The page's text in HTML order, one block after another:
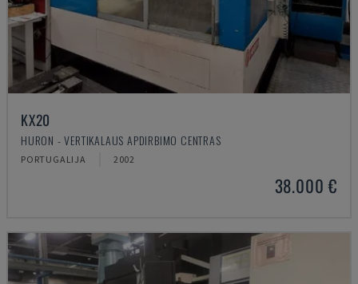
KX20
HURON - VERTIKALAUS APDIRBIMO CENTRAS
PORTUGALIJA 2002
38.000 €